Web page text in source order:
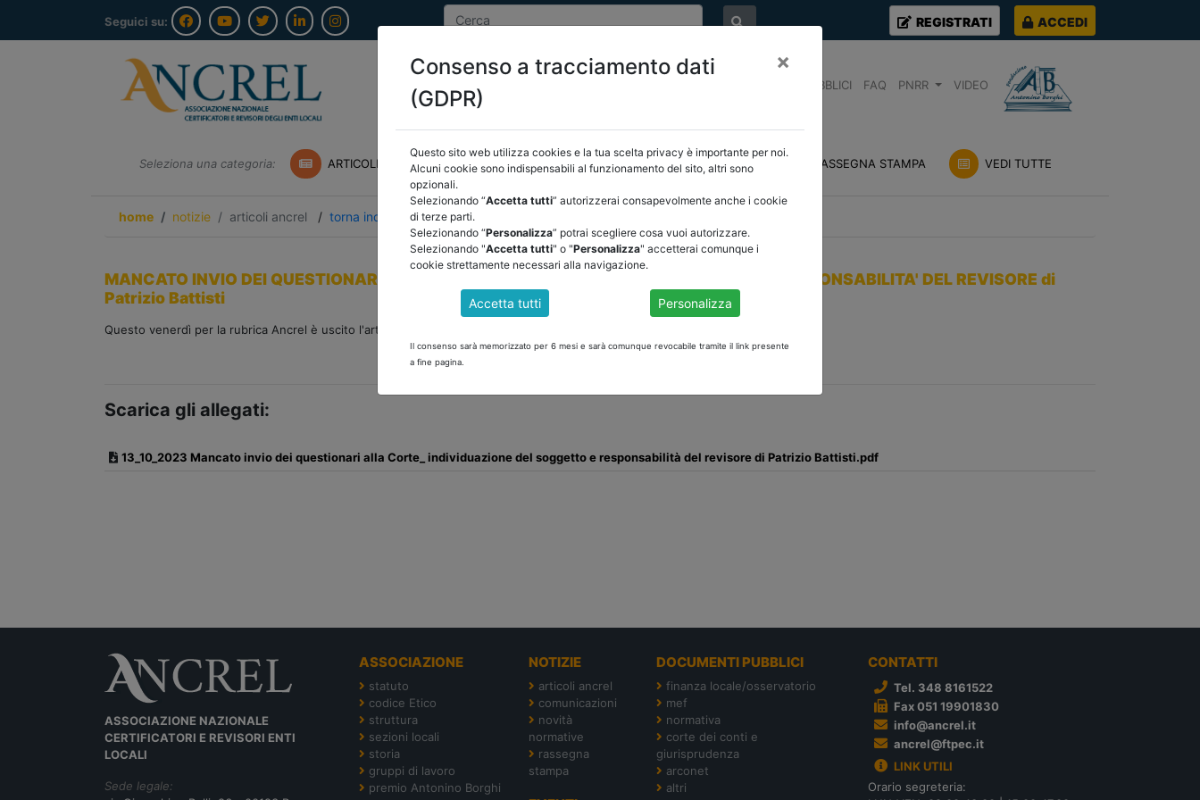
Seguici su: REGISTRATI ACCEDI
DOCUMENTI PUBBLICI FAQ PNRR VIDEO
Seleziona una categoria: ARTICOLI ANCREL COMUNICAZIONI NOVITÀ NORMATIVE RASSEGNA STAMPA VEDI TUTTE
home notizie articoli ancrel / torna indietro
MANCATO INVIO DEI QUESTIONARI ALLA CORTE: INDIVIDUAZIONE DEL SOGGETTO E RESPONSABILITA' DEL REVISORE di
Patrizio Battisti
Questo venerdì per la rubrica Ancrel è uscito l'articolo di Patrizio Battisti sul mancato invio dei questionari alla Corte
Scarica gli allegati:
13_10_2023 Mancato invio dei questionari alla Corte_ individuazione del soggetto e responsabilità del revisore di Patrizio Battisti.pdf
ASSOCIAZIONE NAZIONALE
CERTIFICATORI E REVISORI ENTI
LOCALI
Sede legale:
ASSOCIAZIONE
statuto
codice Etico
struttura
sezioni locali
storia
gruppi di lavoro
premio Antonino Borghi
NOTIZIE
articoli ancrel
comunicazioni
novità
normative
rassegna
stampa
DOCUMENTI PUBBLICI
finanza locale/osservatorio
mef
normativa
corte dei conti e
giurisprudenza
arconet
altri
CONTATTI
Tel. 348 8161522
Fax 051 19901830
info@ancrel.it
ancrel@ftpec.it
LINK UTILI
Orario segreteria:
Consenso a tracciamento dati
(GDPR)
×
Questo sito web utilizza cookies e la tua scelta privacy è importante per noi.
Alcuni cookie sono indispensabili al funzionamento del sito, altri sono
opzionali.
Selezionando “Accetta tutti” autorizzerai consapevolmente anche i cookie
di terze parti.
Selezionando “Personalizza” potrai scegliere cosa vuoi autorizzare.
Selezionando "Accetta tutti" o "Personalizza" accetterai comunque i
cookie strettamente necessari alla navigazione.
Accetta tutti Personalizza
Il consenso sarà memorizzato per 6 mesi e sarà comunque revocabile tramite il link presente
a fine pagina.